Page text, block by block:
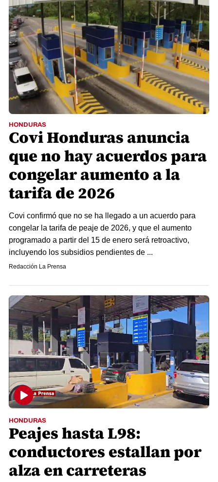
HONDURAS
Covi Honduras anuncia
que no hay acuerdos para
congelar aumento a la
tarifa de 2026
Covi confirmó que no se ha llegado a un acuerdo para
congelar la tarifa de peaje de 2026, y que el aumento
programado a partir del 15 de enero será retroactivo,
incluyendo los subsidios pendientes de ...
Redacción La Prensa
HONDURAS
Peajes hasta L98:
conductores estallan por
alza en carreteras